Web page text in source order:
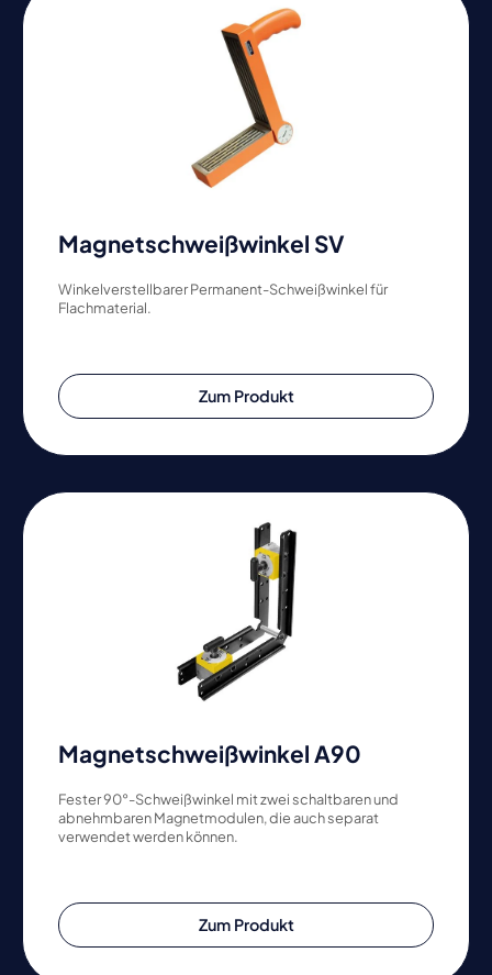
Magnetschweißwinkel SV
Winkelverstellbarer Permanent-Schweißwinkel für
Flachmaterial.
Zum Produkt
Magnetschweißwinkel A90
Fester 90°-Schweißwinkel mit zwei schaltbaren und
abnehmbaren Magnetmodulen, die auch separat
verwendet werden können.
Zum Produkt